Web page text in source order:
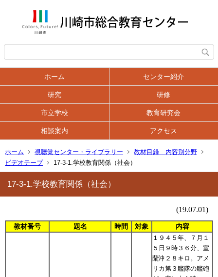
ホーム センター紹介
研究 研修
市立学校 教育研究会
相談案内 アクセス
ホーム 視聴覚センター・ライブラリー
教材目録 内容別分野
ビデオテープ
17-3-1.学校教育関係（社会）
17-3-1.学校教育関係（社会）
(19.07.01)
教材番号 題名 時間 対象 内容
１９４５年、７月１
５日９時３６分、室
蘭沖２８キロ。アメ
リカ第３艦隊の艦砲